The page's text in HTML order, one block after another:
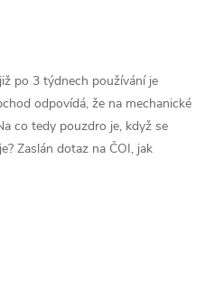
po 3 týdnech používání je
odpovídá, že na mechanické
co tedy pouzdro je, když se
Zaslán dotaz na ČOI, jak